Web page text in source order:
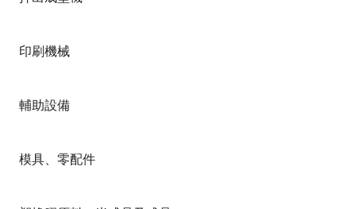
印刷機械
輔助設備
模具、零配件